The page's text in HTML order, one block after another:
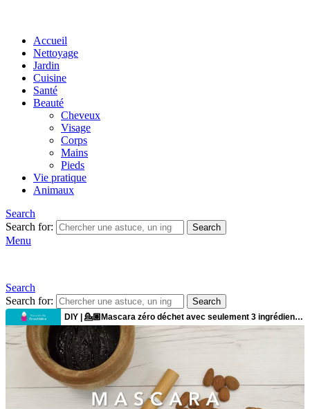
Accueil
Nettoyage
Jardin
Cuisine
Santé
Beauté
Cheveux
Visage
Corps
Mains
Pieds
Vie pratique
Animaux
Search
Search for:
Search
Menu
Search
Search for:
Search